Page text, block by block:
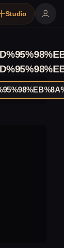
Studio